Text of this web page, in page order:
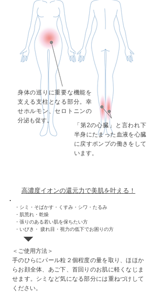
身体の巡りに重要な機能を
支える支柱となる部分。幸
せホルモン、セロトニンの
分泌も促す。
「第2の心臓」と言われ下
半身にたまった血液を心臓
に戻すポンプの働きをして
います。
高濃度イオンの還元力で美肌を叶える！
・シミ・そばかす・くすみ・シワ・たるみ
・肌荒れ・乾燥
・張りのある若い肌を保ちたい方
・いびき・ 疲れ目・視力の低下でお困りの方
＜ご使用方法＞
手のひらにパール粒２個程度の量を取り、ほほか
らお顔全体、あご下、首回りのお肌に軽くなじま
せます。シミなど気になる部分には重ねづけして
ください。